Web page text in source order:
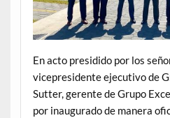
En acto presidido por los
vicepresidente ejecutivo de
Sutter, gerente de Grupo
por inaugurado de manera